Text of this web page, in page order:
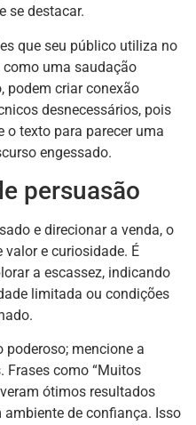
se destacar.
que seu público utiliza no
uma saudação
podem criar conexão
desnecessários, pois
texto para parecer uma
engessado.
persuasão
e direcionar a venda, o
e curiosidade. É
a escassez, indicando
limitada ou condições
mencione a
Frases como “Muitos
ótimos resultados
de confiança. Isso